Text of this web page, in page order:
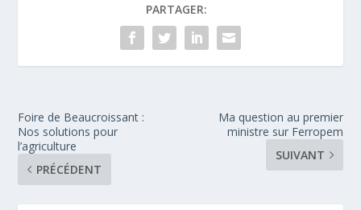
PARTAGER:
Foire de Beaucroissant :
Nos solutions pour
l’agriculture
PRÉCÉDENT
Ma question au premier
ministre sur Ferropem
SUIVANT